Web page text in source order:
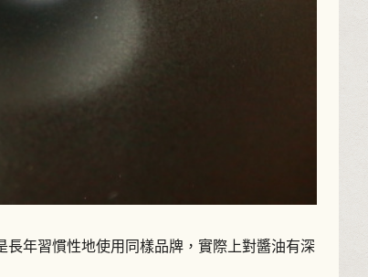
年習慣性地使用同樣品牌，實際上對醬油有深